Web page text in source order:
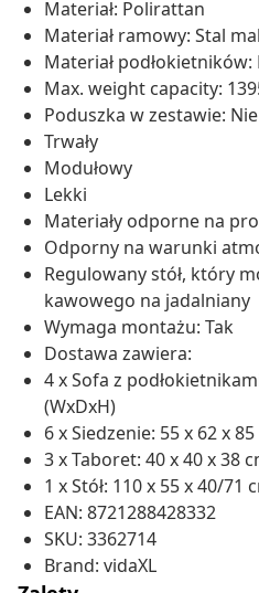
Materiał: Polirattan
Materiał ramowy: Stal
Materiał
Max. weight capacity:
Poduszka w zestawie: Nie
Trwały
Modułowy
Lekki
Materiały odporne na
Odporny na warunki
Regulowany stół, który
kawowego na jadalniany
Wymaga montażu: Tak
Dostawa zawiera:
4 x Sofa z
(WxDxH)
6 x Siedzenie: 55 x 62 x
3 x Taboret: 40 x 40 x 38
1 x Stół: 110 x 55 x 40/71
EAN: 8721288428332
SKU: 3362714
Brand: vidaXL